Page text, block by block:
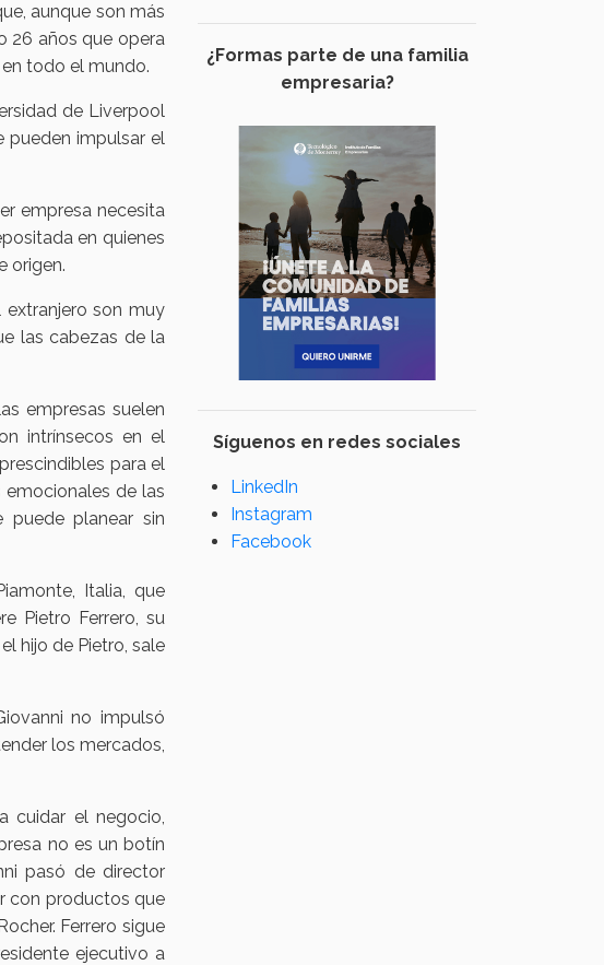
aunque son más
26 años que opera
todo el mundo.
de Liverpool
pueden impulsar el
empresa necesita
en quienes
origen.
son muy
las cabezas de la
empresas suelen
intrínsecos en el
para el
de las
planear sin
Italia, que
Pietro Ferrero, su
hijo de Pietro, sale
no impulsó
los mercados,
cuidar el negocio,
no es un botín
pasó de director
con productos que
Ferrero sigue
ejecutivo a
¿Formas parte de una familia
empresaria?
Síguenos en redes sociales
LinkedIn
Instagram
Facebook